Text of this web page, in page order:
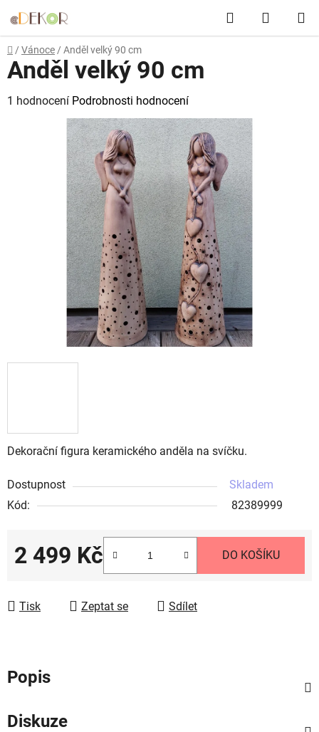
na
obsah
Hledat
KOŠÍK
Domů
/ Vánoce / Anděl velký 90 cm
Dekorační figura keramického anděla na svíčku.
Dostupnost
Skladem
Kód:
82389999
2 499 Kč DO KOŠÍKU
Tisk Zeptat se Sdílet
Anděl velký 90 cm
Průměrné
1 hodnocení Podrobnosti hodnocení
Popis
Diskuze